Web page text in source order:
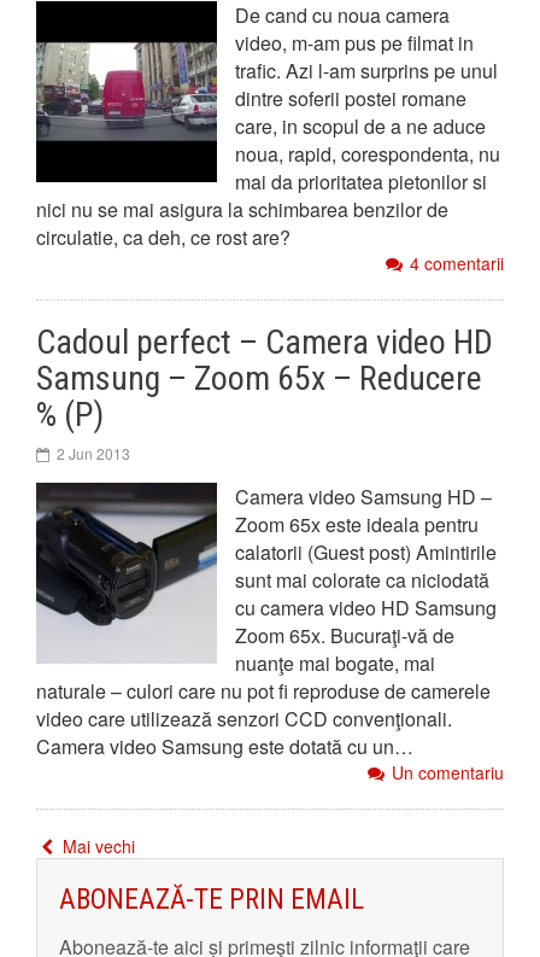
De cand cu noua camera
video, m-am pus pe filmat in
trafic. Azi l-am surprins pe unul
dintre soferii postei romane
care, in scopul de a ne aduce
noua, rapid, corespondenta, nu
mai da prioritatea pietonilor si
nici nu se mai asigura la schimbarea benzilor de
circulatie, ca deh, ce rost are?
4 comentarii
Cadoul perfect – Camera video HD
Samsung – Zoom 65x – Reducere
% (P)
2 Jun 2013
Camera video Samsung HD –
Zoom 65x este ideala pentru
calatorii (Guest post) Amintirile
sunt mai colorate ca niciodată
cu camera video HD Samsung
Zoom 65x. Bucuraţi-vă de
nuanţe mai bogate, mai
naturale – culori care nu pot fi reproduse de camerele
video care utilizează senzori CCD convenţionali.
Camera video Samsung este dotată cu un…
Un comentariu
Mai vechi
ABONEAZĂ-TE PRIN EMAIL
Abonează-te aici și primeşti zilnic informaţii care